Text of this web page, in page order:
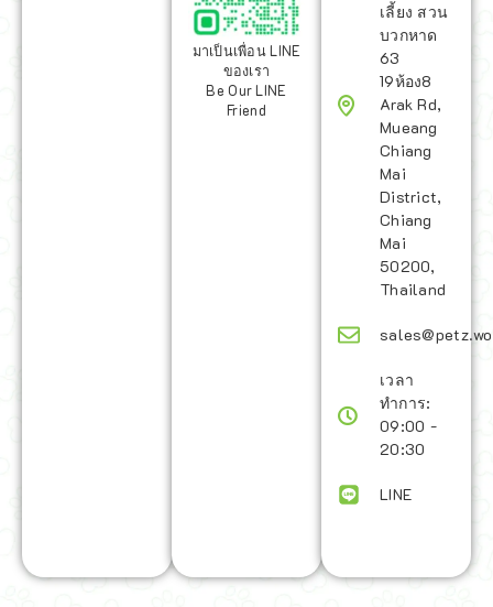
มาเป็นเพื่อน LINE
ของเรา
Be Our LINE
Friend
เลี้ยง สวน
บวกหาด
63
19ห้อง8
Arak Rd,
Mueang
Chiang
Mai
District,
Chiang
Mai
50200,
Thailand
เวลา
ทำการ:
09:00 -
20:30
LINE